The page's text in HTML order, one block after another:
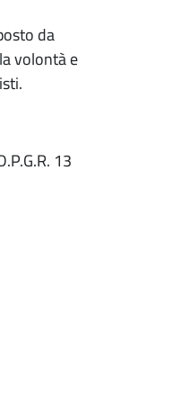
da
volontà e
13